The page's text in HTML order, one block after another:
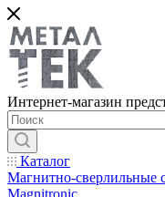
Интернет-магазин
Каталог
Магнитно-сверлильные
Magnitronic